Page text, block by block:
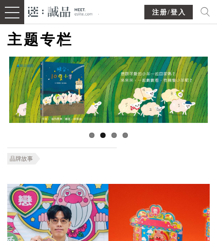
注册/登入
主题专栏
品牌故事